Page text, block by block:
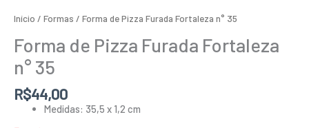
Início / Formas / Forma de Pizza Furada Fortaleza n° 35
Forma de Pizza Furada Fortaleza
n° 35
R$44,00
Medidas: 35,5 x 1,2 cm